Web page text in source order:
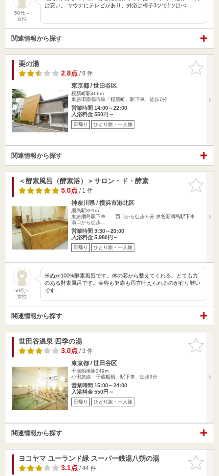
50代～
女性
は安い。 サウナにテレビがあり、外浴は椅子3ツで1ツはべ…
関連情報から探す
お気に入
りに追加
栗の湯
2.8点/ 9 件
東京都 / 世田谷区
桜新町駅466m
東急田園都市線「桜新町」駅下車、徒歩7分
営業時間 14:00～22:00
入浴料金 550円～
日帰り ひとり旅・一人旅
関連情報から探す
お気に入
りに追加
＜酵素風呂（酵素浴）＞サロン・ド・酵素
5.0点/ 1 件
神奈川県 / 横浜市港北区
綱島駅391m
東急綱島駅下車 西口から徒歩５分 東急新綱島駅下車
南口から徒歩…
営業時間 9:30～20:00
入浴料金 5,980円～
日帰り ひとり旅・一人旅
50代～
女性
米ぬか100%酵素風呂です。体の芯から整えてくれる、とても力
のある酵素風呂です。美容も健康も両方叶えられるのが有り難い
です…
関連情報から探す
お気に入
りに追加
世田谷温泉 四季の湯
3.0点/ 3 件
東京都 / 世田谷区
千歳船橋駅249m
小田急線「千歳船橋」駅下車、徒歩3分
営業時間 15:00～24:00
入浴料金 550円～
日帰り ひとり旅・一人旅
関連情報から探す
お気に入
りに追加
ヨコヤマ ユーランド緑 スーパー銭湯八朔の湯
3.1点/ 44 件